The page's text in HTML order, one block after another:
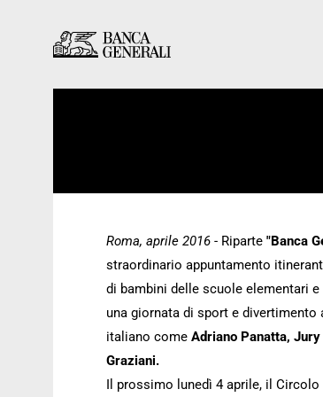
Roma, aprile 2016 - Riparte "Banca
straordinario appuntamento
di bambini delle scuole elementari
una giornata di sport e
italiano come Adriano Panatta,
Graziani.
Il prossimo lunedì 4 aprile, il